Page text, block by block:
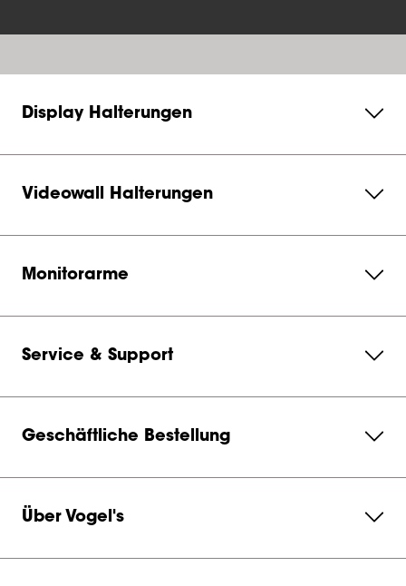
Display Halterungen
Videowall Halterungen
Monitorarme
Service & Support
Geschäftliche Bestellung
Über Vogel's